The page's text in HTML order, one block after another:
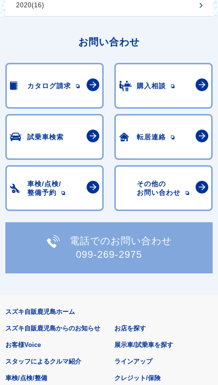
2020(16)
お問い合わせ
カタログ請求 購入相談
試乗車検索 転居連絡
車検/点検/
整備予約
その他の
お問い合わせ
電話でのお問い合わせ
099-269-2975
スズキ自販鹿児島ホーム
スズキ自販鹿児島からのお知らせ
お客様Voice
スタッフによるクルマ紹介
お店を探す
展示車/試乗車を探す
ラインアップ
車検/点検/整備 クレジット/保険